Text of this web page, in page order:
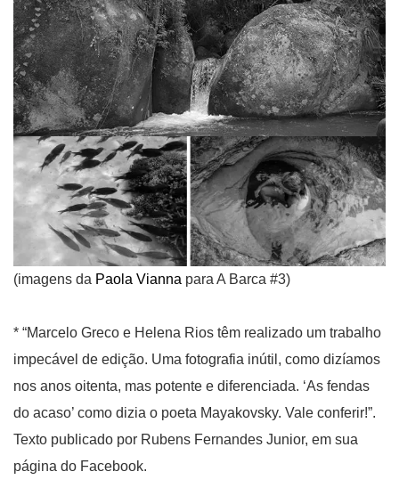
(imagens da Paola Vianna para A Barca #3)
* “Marcelo Greco e Helena Rios têm realizado um trabalho
impecável de edição. Uma fotografia inútil, como dizíamos
nos anos oitenta, mas potente e diferenciada. ‘As fendas
do acaso’ como dizia o poeta Mayakovsky. Vale conferir!”.
Texto publicado por Rubens Fernandes Junior, em sua
página do Facebook.